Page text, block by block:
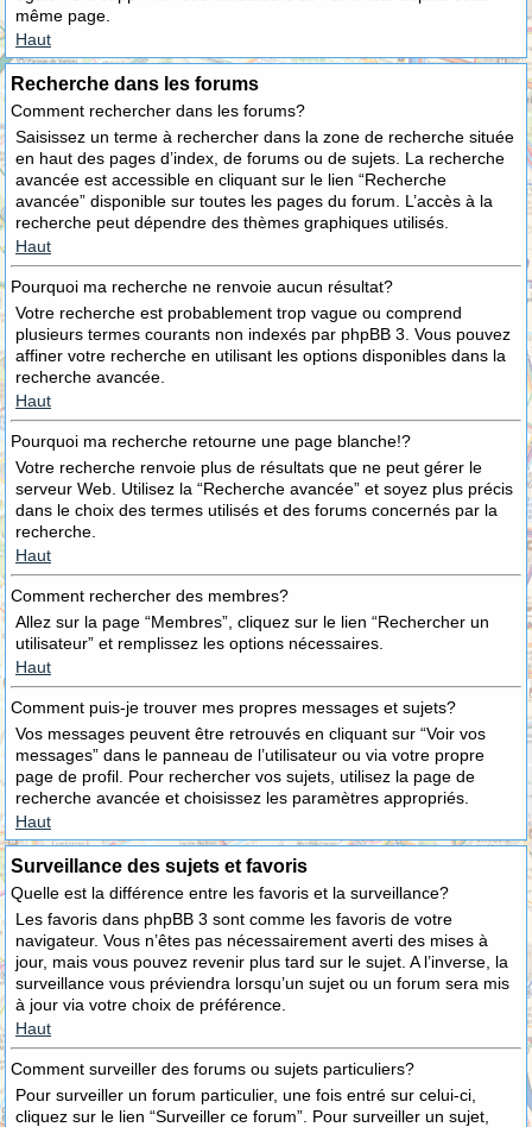
même page.
Haut
Recherche dans les forums
Comment rechercher dans les forums?
Saisissez un terme à rechercher dans la zone de recherche située
en haut des pages d’index, de forums ou de sujets. La recherche
avancée est accessible en cliquant sur le lien “Recherche
avancée” disponible sur toutes les pages du forum. L’accès à la
recherche peut dépendre des thèmes graphiques utilisés.
Haut
Pourquoi ma recherche ne renvoie aucun résultat?
Votre recherche est probablement trop vague ou comprend
plusieurs termes courants non indexés par phpBB 3. Vous pouvez
affiner votre recherche en utilisant les options disponibles dans la
recherche avancée.
Haut
Pourquoi ma recherche retourne une page blanche!?
Votre recherche renvoie plus de résultats que ne peut gérer le
serveur Web. Utilisez la “Recherche avancée” et soyez plus précis
dans le choix des termes utilisés et des forums concernés par la
recherche.
Haut
Comment rechercher des membres?
Allez sur la page “Membres”, cliquez sur le lien “Rechercher un
utilisateur” et remplissez les options nécessaires.
Haut
Comment puis-je trouver mes propres messages et sujets?
Vos messages peuvent être retrouvés en cliquant sur “Voir vos
messages” dans le panneau de l’utilisateur ou via votre propre
page de profil. Pour rechercher vos sujets, utilisez la page de
recherche avancée et choisissez les paramètres appropriés.
Haut
Surveillance des sujets et favoris
Quelle est la différence entre les favoris et la surveillance?
Les favoris dans phpBB 3 sont comme les favoris de votre
navigateur. Vous n’êtes pas nécessairement averti des mises à
jour, mais vous pouvez revenir plus tard sur le sujet. A l’inverse, la
surveillance vous préviendra lorsqu’un sujet ou un forum sera mis
à jour via votre choix de préférence.
Haut
Comment surveiller des forums ou sujets particuliers?
Pour surveiller un forum particulier, une fois entré sur celui-ci,
cliquez sur le lien “Surveiller ce forum”. Pour surveiller un sujet,